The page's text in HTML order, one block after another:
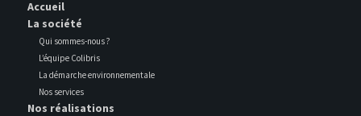
Accueil
La société
Qui sommes-nous ?
L’équipe Colibris
La démarche environnementale
Nos services
Nos réalisations